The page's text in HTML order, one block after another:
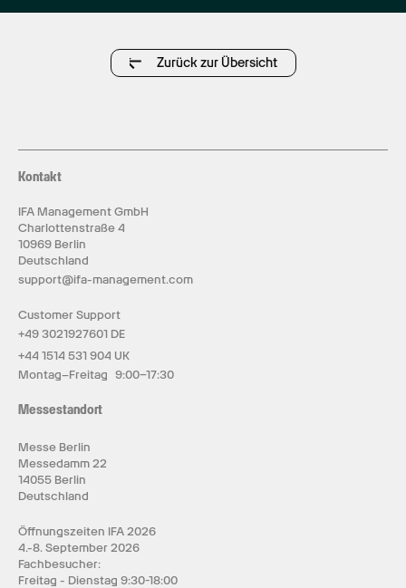
Zurück zur Übersicht
Kontakt
IFA Management GmbH
Charlottenstraße 4
10969 Berlin
Deutschland
support@ifa-management.com
Customer Support
+49 3021927601 DE
+44 1514 531 904 UK
Montag–Freitag 9:00–17:30
Messestandort
Messe Berlin
Messedamm 22
14055 Berlin
Deutschland
Öffnungszeiten IFA 2026
4.-8. September 2026
Fachbesucher:
Freitag - Dienstag 9:30-18:00